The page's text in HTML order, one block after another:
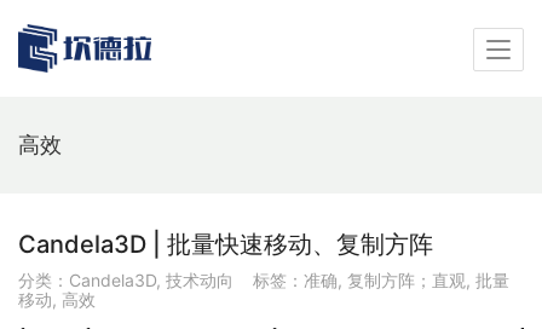
高效
Candela3D | 批量快速移动、复制方阵
分类： Candela3D, 技术动向 标签： 准确, 复制方阵；直观, 批量
移动, 高效